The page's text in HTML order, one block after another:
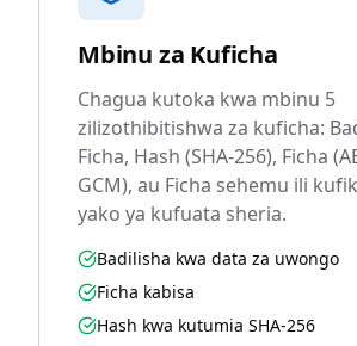
Mbinu za Kuficha
Chagua kutoka kwa mbinu 5
zilizothibitishwa za kuficha:
Ficha, Hash (SHA-256), Ficha
GCM), au Ficha sehemu ili
yako ya kufuata sheria.
Badilisha kwa data za uwongo
Ficha kabisa
Hash kwa kutumia SHA-256